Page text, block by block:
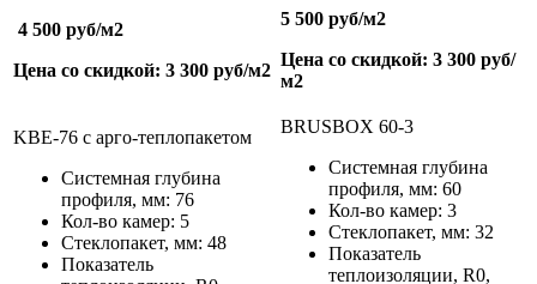
4 500 руб/м2
Цена со скидкой: 3 300 руб/м2
5 500 руб/м2
Цена со скидкой: 3 300 руб/
м2
KBE-76 c арго-теплопакетом
Системная глубина
профиля, мм: 76
Кол-во камер: 5
Стеклопакет, мм: 48
Показатель
BRUSBOX 60-3
Системная глубина
профиля, мм: 60
Кол-во камер: 3
Стеклопакет, мм: 32
Показатель
теплоизоляции, R0,